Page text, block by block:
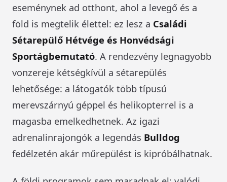
eseménynek ad otthont, ahol a levegő és a
föld is megtelik élettel: ez lesz a Családi
Sétarepülő Hétvége és Honvédsági
Sportágbemutató. A rendezvény legnagyobb
vonzereje kétségkívül a sétarepülés
lehetősége: a látogatók több típusú
merevszárnyú géppel és helikopterrel is a
magasba emelkedhetnek. Az igazi
adrenalinrajongók a legendás Bulldog
fedélzetén akár műrepülést is kipróbálhatnak.